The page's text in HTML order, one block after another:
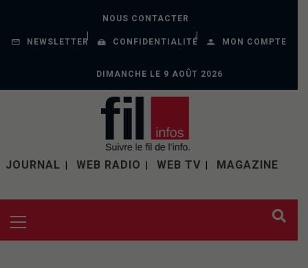
NOUS CONTACTER
NEWSLETTER CONFIDENTIALITÉ MON COMPTE
DIMANCHE LE 9 AOÛT 2026
JOURNAL WEB RADIO WEB TV MAGAZINE